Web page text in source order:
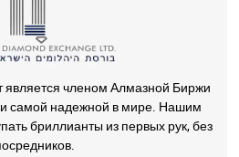
является членом Алмазной Биржи
самой надежной в мире. Нашим
бриллианты из первых рук, без